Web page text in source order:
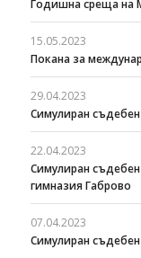
Годишна среща на
15.05.2023
Покана за
29.04.2023
Симулиран съдебен
22.04.2023
Симулиран
гимназия Габрово
07.04.2023
Симулиран